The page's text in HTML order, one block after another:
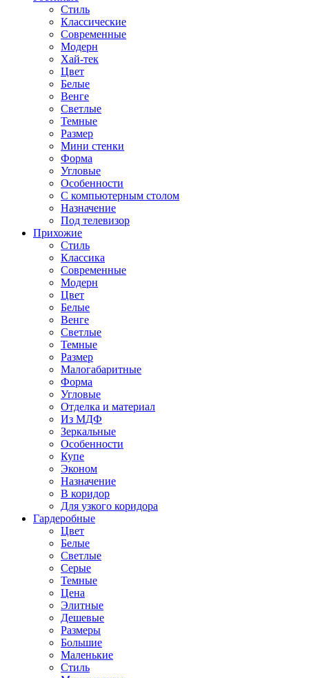
Стиль
Классические
Современные
Модерн
Хай-тек
Цвет
Белые
Венге
Светлые
Темные
Размер
Мини стенки
Форма
Угловые
Особенности
С компьютерным столом
Назначение
Под телевизор
Прихожие
Стиль
Классика
Современные
Модерн
Цвет
Белые
Венге
Светлые
Темные
Размер
Малогабаритные
Форма
Угловые
Отделка и материал
Из МДФ
Зеркальные
Особенности
Купе
Эконом
Назначение
В коридор
Для узкого коридора
Гардеробные
Цвет
Белые
Светлые
Серые
Темные
Цена
Элитные
Дешевые
Размеры
Большие
Маленькие
Стиль